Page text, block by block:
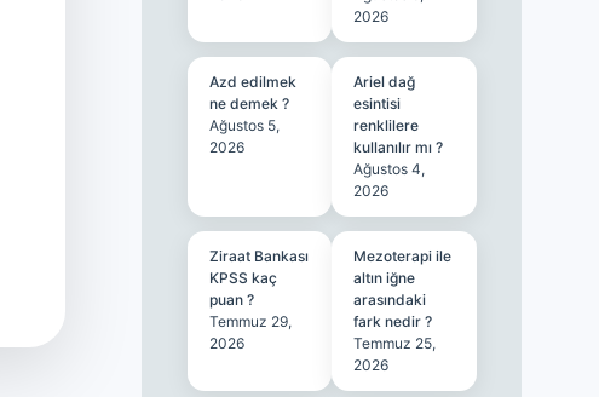
2026
Azd edilmek
ne demek ?
Ağustos 5,
2026
Ariel dağ
esintisi
renklilere
kullanılır mı ?
Ağustos 4,
2026
Ziraat Bankası
KPSS kaç
puan ?
Temmuz 29,
2026
Mezoterapi ile
altın iğne
arasındaki
fark nedir ?
Temmuz 25,
2026